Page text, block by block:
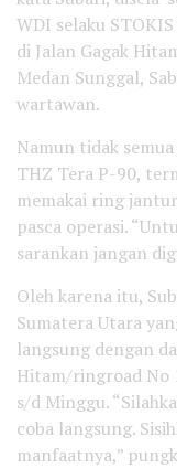
WDI selaku
di Jalan Gagak
Medan Sunggal,
wartawan.
Namun tidak
THZ Tera P-90,
memakai ring
pasca operasi.
sarankan jangan
Oleh karena itu,
Sumatera Utara
langsung dengan
Hitam/ringroad No
s/d Minggu.
coba langsung.
manfaatnya,”